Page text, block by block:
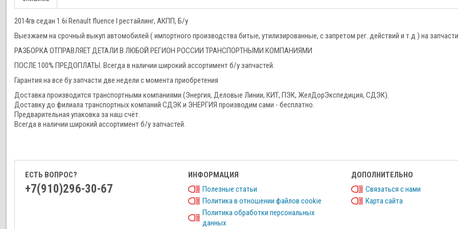
2014гв седан 1.6i Renault fluence I рестайлинг, АКПП, Б/у
Выезжаем на срочный выкуп автомобилей ( импортного производства битые, утилизированные, с запретом рег. действий и т.д ) на
РАЗБОРКА ОТПРАВЛЯЕТ ДЕТАЛИ В ЛЮБОЙ РЕГИОН РОССИИ ТРАНСПОРТНЫМИ КОМПАНИЯМИ
ПОСЛЕ 100% ПРЕДОПЛАТЫ. Всегда в наличии широкий ассортимент б/у запчастей.
Гарантия на все бу запчасти две недели с момента приобретения
Доставка производится транспортными компаниями (Энергия, Деловые Линии, КИТ, ПЭК, ЖелДорЭкспедиция, СДЭК).
Доставку до филиала транспортных компаний СДЭК и ЭНЕРГИЯ производим сами - бесплатно.
Предварительная упаковка за наш счёт.
Всегда в наличии широкий ассортимент б/у запчастей.
ЕСТЬ ВОПРОС?
+7(910)296-30-67
ИНФОРМАЦИЯ
Полезные статьи
Политика в отношении файлов cookie
Политика обработки персональных
данных
ДОПОЛНИТЕЛЬНО
Связаться с нами
Карта сайта